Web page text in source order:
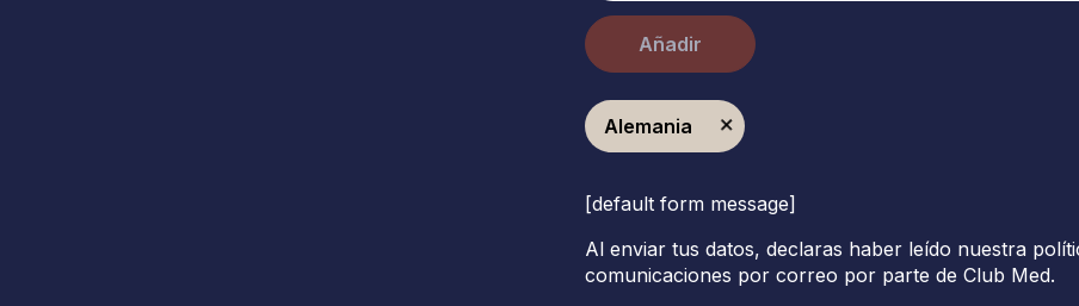
Añadir
Alemania
[default form message]
Al enviar tus datos, declaras haber leído nuestra
comunicaciones por correo por parte de Club Med.